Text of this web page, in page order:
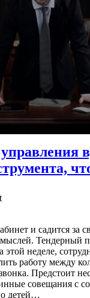
и садится за
Тендерный
неделе,
работу между
Предстоит
совещания с
детей…